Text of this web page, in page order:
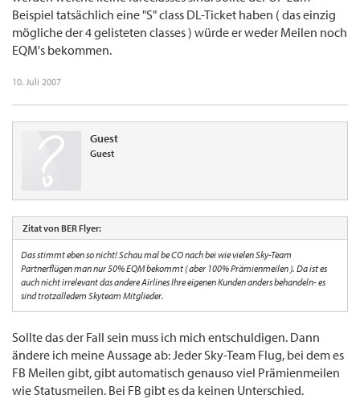
Beispiel tatsächlich eine "S" class DL-Ticket haben ( das einzig
mögliche der 4 gelisteten classes ) würde er weder Meilen noch
EQM's bekommen.
10. Juli 2007
Guest
Guest
Zitat von BER Flyer:
Das stimmt eben so nicht! Schau mal be CO nach bei wie vielen Sky-Team
Partnerflügen man nur 50% EQM bekommt ( aber 100% Prämienmeilen ). Da ist es
auch nicht irrelevant das andere Airlines Ihre eigenen Kunden anders behandeln- es
sind trotzalledem Skyteam Mitglieder.
Sollte das der Fall sein muss ich mich entschuldigen. Dann
ändere ich meine Aussage ab: Jeder Sky-Team Flug, bei dem es
FB Meilen gibt, gibt automatisch genauso viel Prämienmeilen
wie Statusmeilen. Bei FB gibt es da keinen Unterschied.